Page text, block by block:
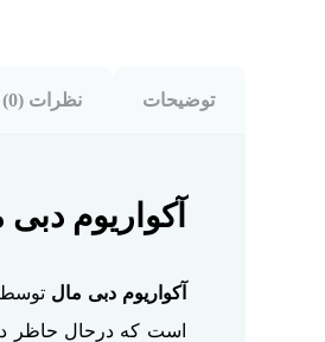
توضیحات نظرات (0)
آکواریوم
آکواریوم دبی مال
است که درحال حاظر